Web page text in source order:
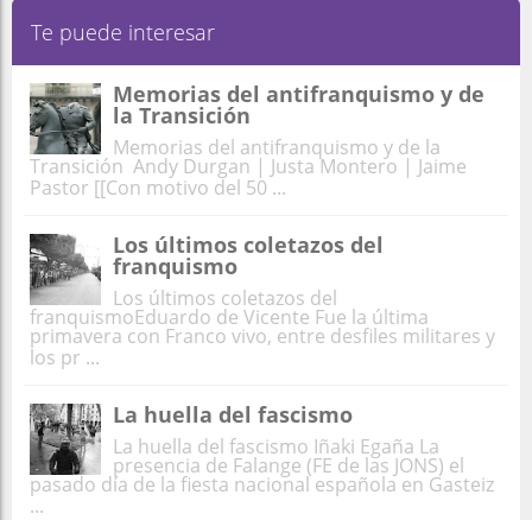
Te puede interesar
Memorias del antifranquismo y de
la Transición
Memorias del antifranquismo y de la
Transición Andy Durgan | Justa Montero | Jaime
Pastor [[Con motivo del 50 ...
Los últimos coletazos del
franquismo
Los últimos coletazos del
franquismoEduardo de Vicente Fue la última
primavera con Franco vivo, entre desfiles militares y
los pr ...
La huella del fascismo
La huella del fascismo Iñaki Egaña La
presencia de Falange (FE de las JONS) el
pasado día de la fiesta nacional española en Gasteiz
...